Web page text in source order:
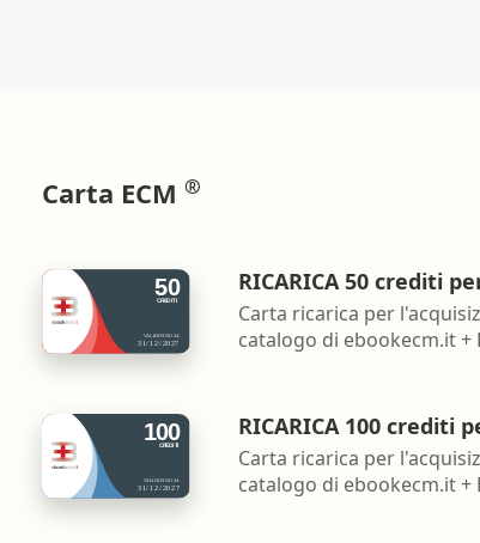
Carta ECM ®
RICARICA 50 crediti
Carta ricarica per
catalogo di ebookecm.it
RICARICA 100 crediti
Carta ricarica per
catalogo di ebookecm.it